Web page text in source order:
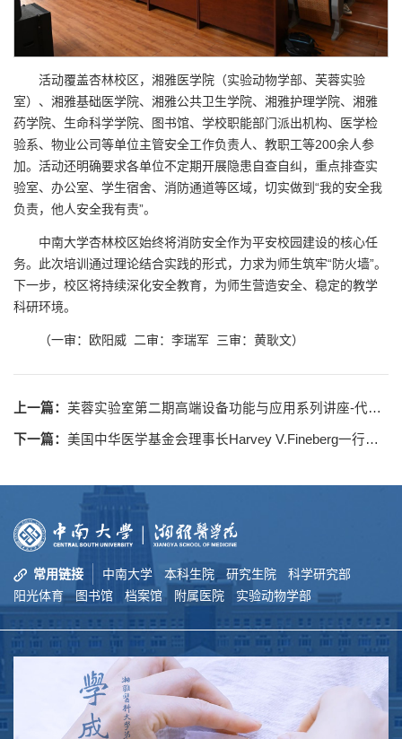
活动覆盖杏林校区，湘雅医学院（实验动物学部、芙蓉实验
室）、湘雅基础医学院、湘雅公共卫生学院、湘雅护理学院、湘雅
药学院、生命科学学院、图书馆、学校职能部门派出机构、医学检
验系、物业公司等单位主管安全工作负责人、教职工等200余人参
加。活动还明确要求各单位不定期开展隐患自查自纠，重点排查实
验室、办公室、学生宿舍、消防通道等区域，切实做到“我的安全我
负责，他人安全我有责”。
中南大学杏林校区始终将消防安全作为平安校园建设的核心任
务。此次培训通过理论结合实践的形式，力求为师生筑牢“防火墙”。
下一步，校区将持续深化安全教育，为师生营造安全、稳定的教学
科研环境。
（一审：欧阳威 二审：李瑞军 三审：黄耿文）
上一篇： 芙蓉实验室第二期高端设备功能与应用系列讲座-代谢平台培训
下一篇： 美国中华医学基金会理事长Harvey V.Fineberg一行来校访问
常用链接 中南大学 本科生院 研究生院
科学研究部
阳光体育
图书馆 档案馆 附属医院 实验动物学部